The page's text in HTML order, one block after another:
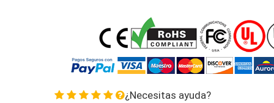
¿Necesitas ayuda?